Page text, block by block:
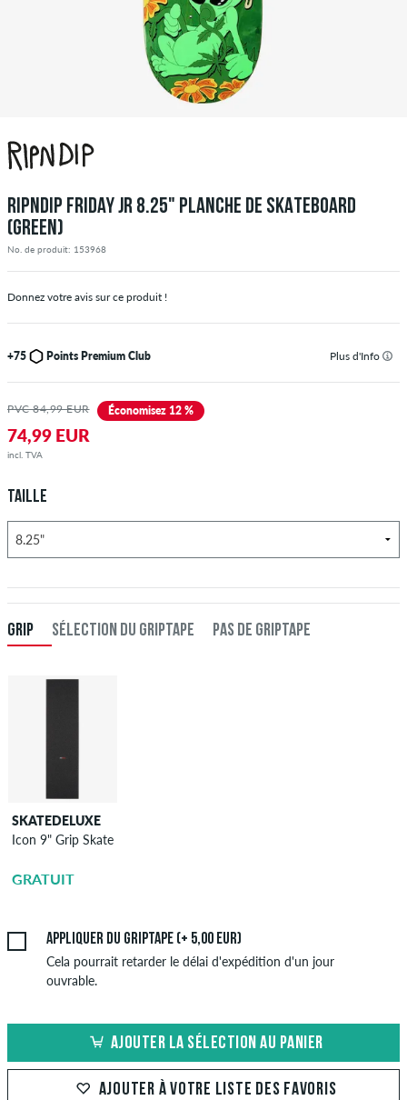
RIPNDIP FRIDAY JR 8.25" PLANCHE DE SKATEBOARD
(GREEN)
No. de produit: 153968
Donnez votre avis sur ce produit !
+75 Points Premium Club Plus d'Info
PVC 84,99 EUR Économisez 12 %
74,99 EUR
incl. TVA
TAILLE
GRIP SÉLECTION DU GRIPTAPE PAS DE GRIPTAPE
SKATEDELUXE
Icon 9" Grip Skate
GRATUIT
Appliquer du griptape (+ 5,00 EUR)
Cela pourrait retarder le délai d'expédition d'un jour
ouvrable.
AJOUTER LA SÉLECTION AU PANIER
AJOUTER À VOTRE LISTE DES FAVORIS